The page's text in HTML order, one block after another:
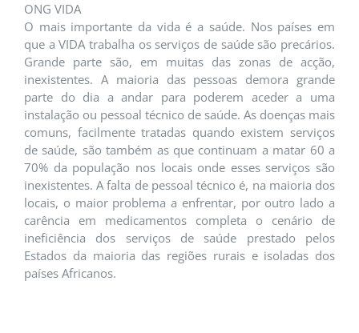
ONG VIDA
O mais importante da vida é a saúde. Nos países em
que a VIDA trabalha os serviços de saúde são precários.
Grande parte são, em muitas das zonas de acção,
inexistentes. A maioria das pessoas demora grande
parte do dia a andar para poderem aceder a uma
instalação ou pessoal técnico de saúde. As doenças mais
comuns, facilmente tratadas quando existem serviços
de saúde, são também as que continuam a matar 60 a
70% da população nos locais onde esses serviços são
inexistentes. A falta de pessoal técnico é, na maioria dos
locais, o maior problema a enfrentar, por outro lado a
carência em medicamentos completa o cenário de
ineficiência dos serviços de saúde prestado pelos
Estados da maioria das regiões rurais e isoladas dos
países Africanos.